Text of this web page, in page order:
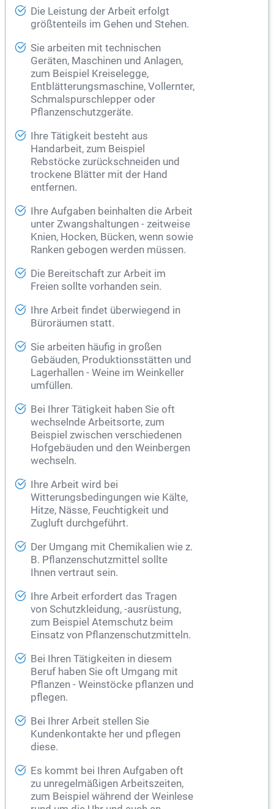
Die Leistung der Arbeit erfolgt
größtenteils im Gehen und Stehen.
Sie arbeiten mit technischen
Geräten, Maschinen und Anlagen,
zum Beispiel Kreiselegge,
Entblätterungsmaschine, Vollernter,
Schmalspurschlepper oder
Pflanzenschutzgeräte.
Ihre Tätigkeit besteht aus
Handarbeit, zum Beispiel
Rebstöcke zurückschneiden und
trockene Blätter mit der Hand
entfernen.
Ihre Aufgaben beinhalten die Arbeit
unter Zwangshaltungen - zeitweise
Knien, Hocken, Bücken, wenn sowie
Ranken gebogen werden müssen.
Die Bereitschaft zur Arbeit im
Freien sollte vorhanden sein.
Ihre Arbeit findet überwiegend in
Büroräumen statt.
Sie arbeiten häufig in großen
Gebäuden, Produktionsstätten und
Lagerhallen - Weine im Weinkeller
umfüllen.
Bei Ihrer Tätigkeit haben Sie oft
wechselnde Arbeitsorte, zum
Beispiel zwischen verschiedenen
Hofgebäuden und den Weinbergen
wechseln.
Ihre Arbeit wird bei
Witterungsbedingungen wie Kälte,
Hitze, Nässe, Feuchtigkeit und
Zugluft durchgeführt.
Der Umgang mit Chemikalien wie z.
B. Pflanzenschutzmittel sollte
Ihnen vertraut sein.
Ihre Arbeit erfordert das Tragen
von Schutzkleidung, -ausrüstung,
zum Beispiel Atemschutz beim
Einsatz von Pflanzenschutzmitteln.
Bei Ihren Tätigkeiten in diesem
Beruf haben Sie oft Umgang mit
Pflanzen - Weinstöcke pflanzen und
pflegen.
Bei Ihrer Arbeit stellen Sie
Kundenkontakte her und pflegen
diese.
Es kommt bei Ihren Aufgaben oft
zu unregelmäßigen Arbeitszeiten,
zum Beispiel während der Weinlese